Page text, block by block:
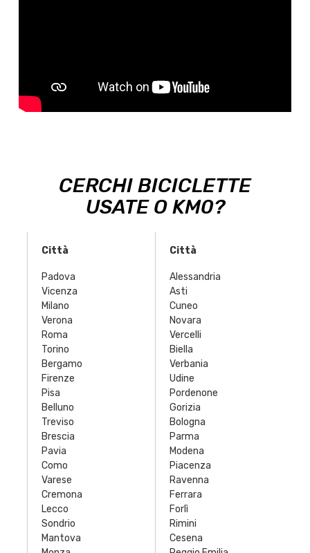
CERCHI BICICLETTE
USATE O KM0?
Città
Padova
Vicenza
Milano
Verona
Roma
Torino
Bergamo
Firenze
Pisa
Belluno
Treviso
Brescia
Pavia
Como
Varese
Cremona
Lecco
Sondrio
Mantova
Città
Alessandria
Asti
Cuneo
Novara
Vercelli
Biella
Verbania
Udine
Pordenone
Gorizia
Bologna
Parma
Modena
Piacenza
Ravenna
Ferrara
Forlì
Rimini
Cesena